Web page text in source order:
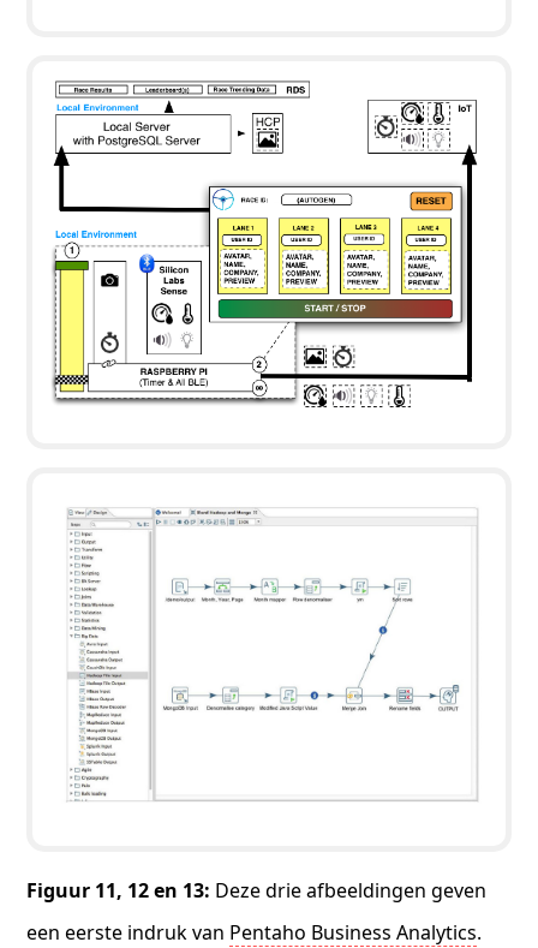
Figuur 11, 12 en 13: Deze drie afbeeldingen geven
een eerste indruk van Pentaho Business Analytics.